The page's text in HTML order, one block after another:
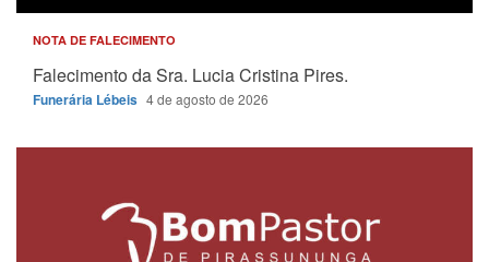
NOTA DE FALECIMENTO
Falecimento da Sra. Lucia Cristina Pires.
Funerária Lébeis 4 de agosto de 2026